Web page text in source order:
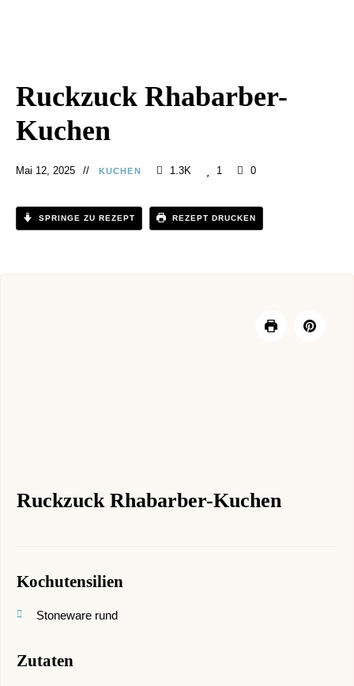
Ruckzuck Rhabarber-
Kuchen
Mai 12, 2025 KUCHEN 1.3K 1 0
SPRINGE ZU REZEPT REZEPT DRUCKEN
Ruckzuck Rhabarber-Kuchen
Kochutensilien
Stoneware rund
Zutaten